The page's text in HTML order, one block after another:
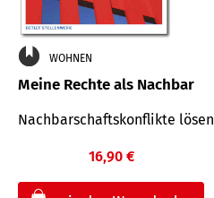
WOHNEN
Meine Rechte als Nachbar
Nach­bar­schafts­konflikte lösen
16,90 €